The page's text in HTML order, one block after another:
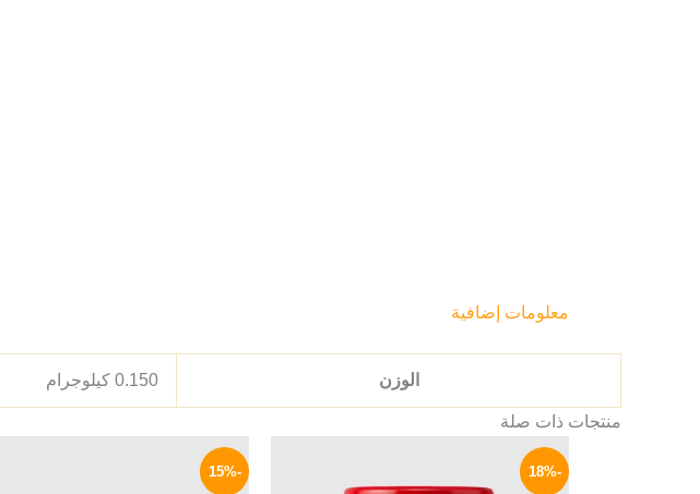
معلومات إضافية
الوزن 0.150 كيلوجرام
منتجات ذات صلة
-18%
هو:
هو:
-15%